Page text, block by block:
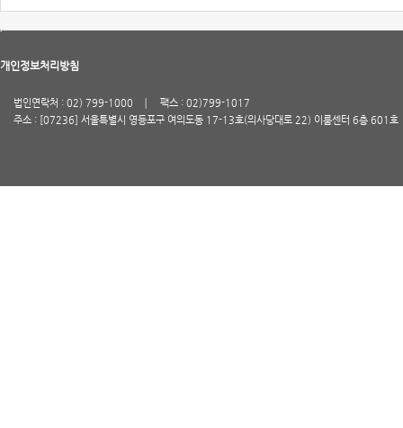
개인정보처리방침
법인연락처 : 02) 799-1000
팩스 : 02)799-1017
주소 : [07236] 서울특별시 영등포구 여의도동 17-13호(의사당대로 22) 이룸센터 6층 601호